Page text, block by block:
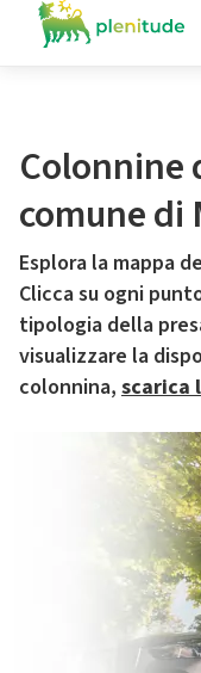
Colonnine
comune di
Esplora la mappa
Clicca su ogni
tipologia della
visualizzare la
colonnina, scarica